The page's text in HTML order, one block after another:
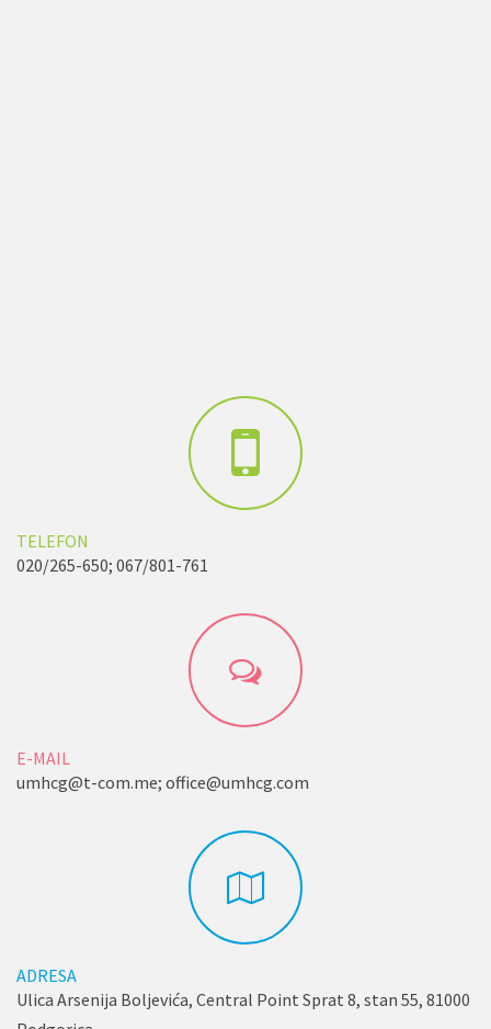
TELEFON
020/265-650; 067/801-761
E-MAIL
umhcg@t-com.me; office@umhcg.com
ADRESA
Ulica Arsenija Boljevića, Central Point Sprat 8, stan 55, 81000